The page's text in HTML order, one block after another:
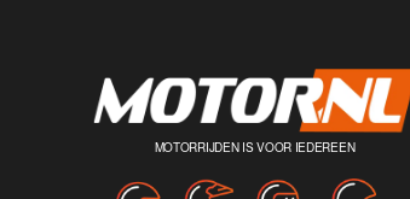
MOTORRIJDEN IS VOOR IEDEREEN